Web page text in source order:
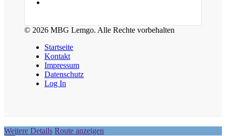
© 2026 MBG Lemgo. Alle Rechte vorbehalten
Startseite
Kontakt
Impressum
Datenschutz
Log In
Weitere Details Route anzeigen